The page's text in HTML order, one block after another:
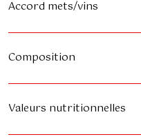
Accord mets/vins
Composition
Valeurs nutritionnelles